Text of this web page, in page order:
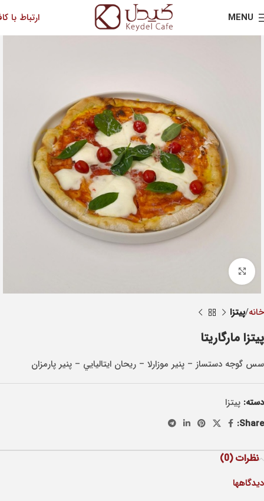
MENU ارتباط با
Click to enlarge
خانه پيتزا
پیتزا مارگاریتا
سس گوجه دستساز – پنير موزارلا – ريحان ايتاليايي – پنير پارمزان
دسته: پيتزا
Share:
نظرات (0)
دیدگاهها